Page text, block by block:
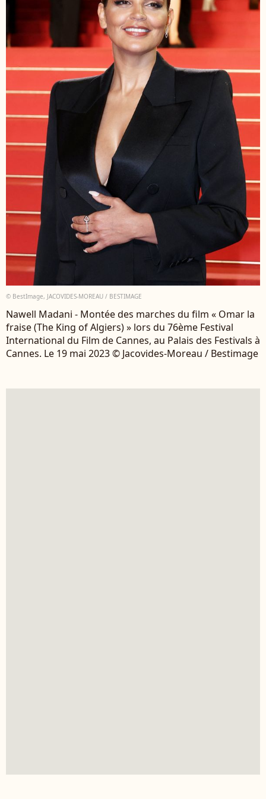
© BestImage, JACOVIDES-MOREAU / BESTIMAGE
Nawell Madani - Montée des marches du film « Omar la
fraise (The King of Algiers) » lors du 76ème Festival
International du Film de Cannes, au Palais des Festivals à
Cannes. Le 19 mai 2023 © Jacovides-Moreau / Bestimage